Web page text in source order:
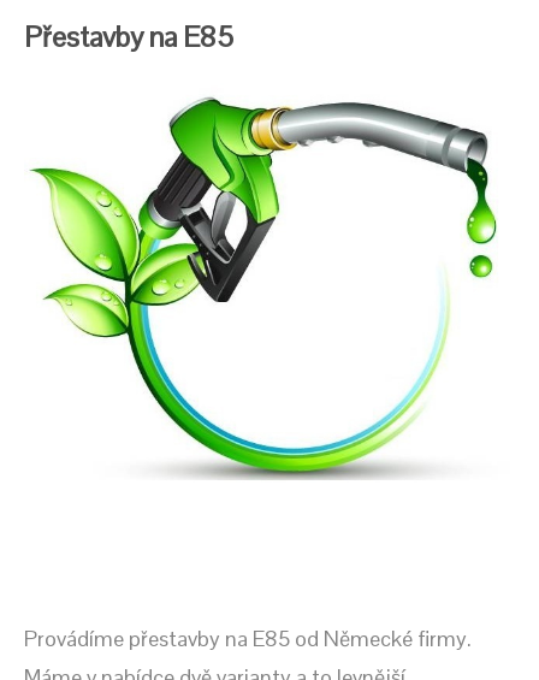
Přestavby na E85
Provádíme přestavby na E85 od Německé firmy.